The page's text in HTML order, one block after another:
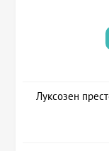
Луксозен